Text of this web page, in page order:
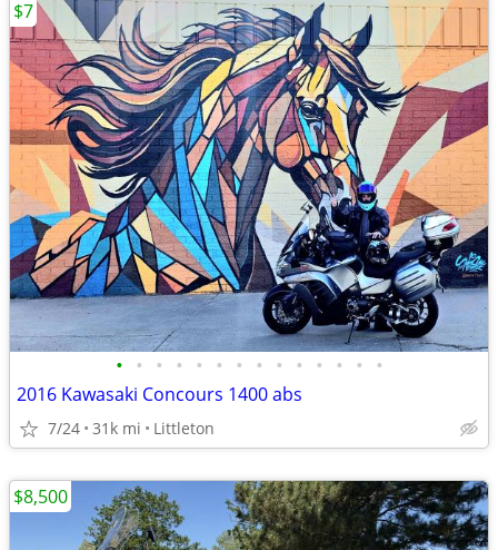
• • • • • • • • • • • • • •
2016 Kawasaki Concours 1400 abs
7/24 31k mi Littleton
$7
$8,500